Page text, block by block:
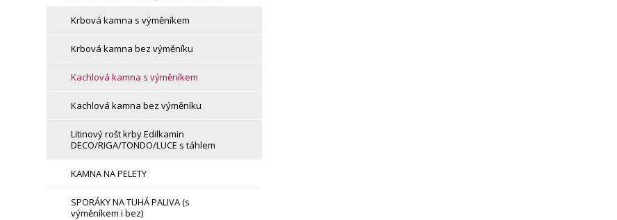
Krbová kamna s výměníkem
Krbová kamna bez výměníku
Kachlová kamna s výměníkem
Kachlová kamna bez výměníku
Litinový rošt krby Edilkamin
DECO/RIGA/TONDO/LUCE s táhlem
KAMNA NA PELETY
SPORÁKY NA TUHÁ PALIVA (s
výměníkem i bez)